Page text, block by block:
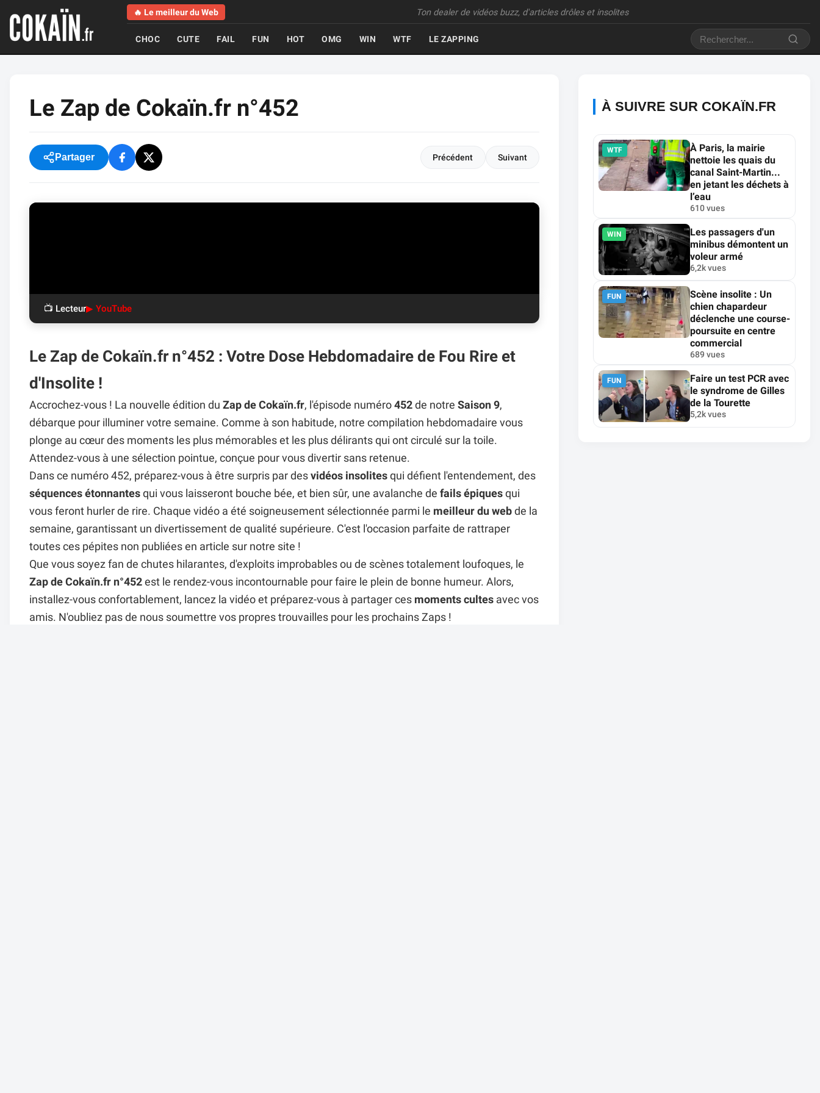
🔥 Le meilleur du Web Ton dealer de vidéos buzz, d'articles drôles et insolites
CHOC CUTE FAIL FUN HOT OMG WIN WTF LE ZAPPING
Le Zap de Cokaïn.fr n°452
Partager Précédent Suivant
📺 Lecteur▶ YouTube
Le Zap de Cokaïn.fr n°452 : Votre Dose Hebdomadaire de Fou Rire et
d'Insolite !
Accrochez-vous ! La nouvelle édition du Zap de Cokaïn.fr, l'épisode numéro 452 de notre Saison 9,
débarque pour illuminer votre semaine. Comme à son habitude, notre compilation hebdomadaire vous
plonge au cœur des moments les plus mémorables et les plus délirants qui ont circulé sur la toile.
Attendez-vous à une sélection pointue, conçue pour vous divertir sans retenue.
Dans ce numéro 452, préparez-vous à être surpris par des vidéos insolites qui défient l'entendement, des
séquences étonnantes qui vous laisseront bouche bée, et bien sûr, une avalanche de fails épiques qui
vous feront hurler de rire. Chaque vidéo a été soigneusement sélectionnée parmi le meilleur du web de la
semaine, garantissant un divertissement de qualité supérieure. C'est l'occasion parfaite de rattraper
toutes ces pépites non publiées en article sur notre site !
Que vous soyez fan de chutes hilarantes, d'exploits improbables ou de scènes totalement loufoques, le
Zap de Cokaïn.fr n°452 est le rendez-vous incontournable pour faire le plein de bonne humeur. Alors,
installez-vous confortablement, lancez la vidéo et préparez-vous à partager ces moments cultes avec vos
amis. N'oubliez pas de nous soumettre vos propres trouvailles pour les prochains Zaps !
À SUIVRE SUR COKAÏN.FR
WTF
À Paris, la mairie
nettoie les quais du
canal Saint-Martin...
en jetant les déchets à
l’eau
610 vues
WIN
Les passagers d'un
minibus démontent un
voleur armé
6,2k vues
FUN
Scène insolite : Un
chien chapardeur
déclenche une course-
poursuite en centre
commercial
689 vues
FUN
Faire un test PCR avec
le syndrome de Gilles
de la Tourette
5,2k vues